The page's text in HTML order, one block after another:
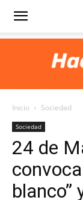
Diario
Portada
Inicio Sociedad
Sociedad
24 de
blanco”